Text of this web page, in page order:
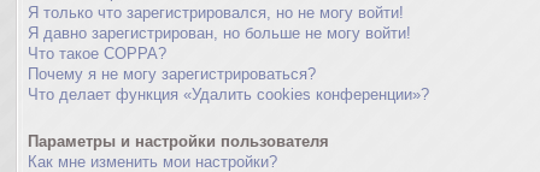
Я только что зарегистрировался, но не могу войти!
Я давно зарегистрирован, но больше не могу войти!
Что такое COPPA?
Почему я не могу зарегистрироваться?
Что делает функция «Удалить cookies конференции»?
Параметры и настройки пользователя
Как мне изменить мои настройки?